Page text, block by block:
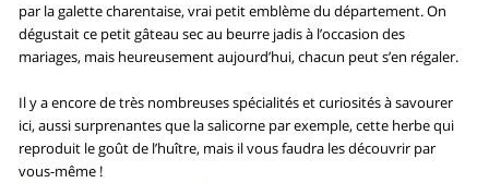
par la galette charentaise, vrai petit emblème du département. On
dégustait ce petit gâteau sec au beurre jadis à l’occasion des
mariages, mais heureusement aujourd’hui, chacun peut s’en régaler.
Il y a encore de très nombreuses spécialités et curiosités à savourer
ici, aussi surprenantes que la salicorne par exemple, cette herbe qui
reproduit le goût de l’huître, mais il vous faudra les découvrir par
vous-même !